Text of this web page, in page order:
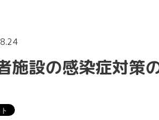
施設の感染症対策